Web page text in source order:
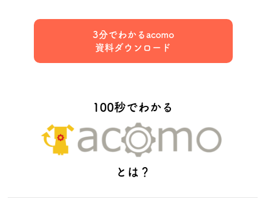
3分でわかるacomo
資料ダウンロード
100秒でわかる
とは？